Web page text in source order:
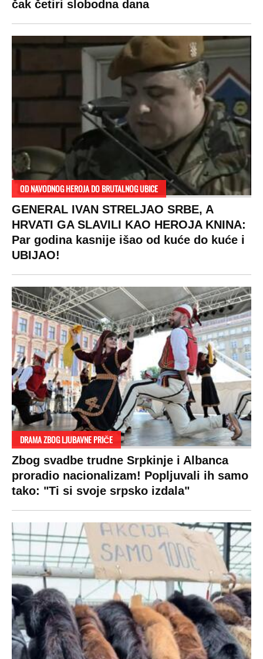
čak četiri slobodna dana
OD NAVODNOG HEROJA DO BRUTALNOG UBICE
GENERAL IVAN STRELJAO SRBE, A
HRVATI GA SLAVILI KAO HEROJA KNINA:
Par godina kasnije išao od kuće do kuće i
UBIJAO!
DRAMA ZBOG LJUBAVNE PRIČE
Zbog svadbe trudne Srpkinje i Albanca
proradio nacionalizam! Popljuvali ih samo
tako: "Ti si svoje srpsko izdala"